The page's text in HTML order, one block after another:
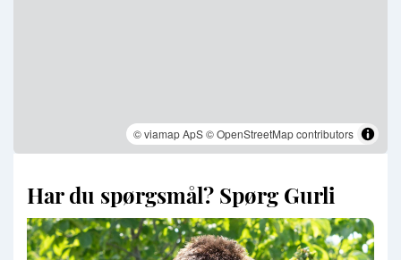
© viamap ApS© OpenStreetMap contributors
Har du spørgsmål? Spørg Gurli